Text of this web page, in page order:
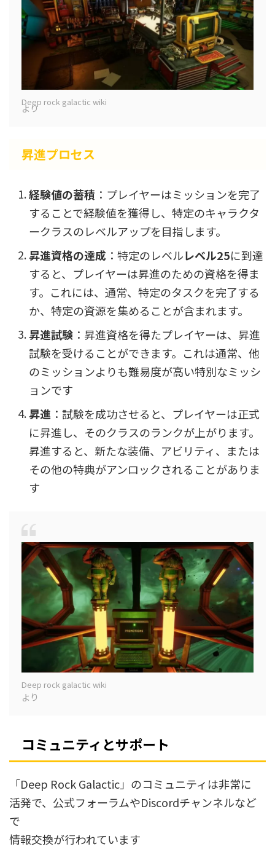
Deep rock galactic wiki
より
昇進プロセス
経験値の蓄積 ：プレイヤーはミッションを完了
することで経験値を獲得し、特定のキャラクタ
ークラスのレベルアップを目指します。
昇進資格の達成 ：特定のレベルレベル25に到達
すると、プレイヤーは昇進のための資格を得ま
す。これには、通常、特定のタスクを完了する
か、特定の資源を集めることが含まれます。
昇進試験 ：昇進資格を得たプレイヤーは、昇進
試験を受けることができます。これは通常、他
のミッションよりも難易度が高い特別なミッシ
ョンです
昇進 ：試験を成功させると、プレイヤーは正式
に昇進し、そのクラスのランクが上がります。
昇進すると、新たな装備、アビリティ、または
その他の特典がアンロックされることがありま
す
Deep rock galactic wiki
より
コミュニティとサポート
「Deep Rock Galactic」のコミュニティは非常に
活発で、公式フォーラムやDiscordチャンネルなど
で
情報交換が行われています